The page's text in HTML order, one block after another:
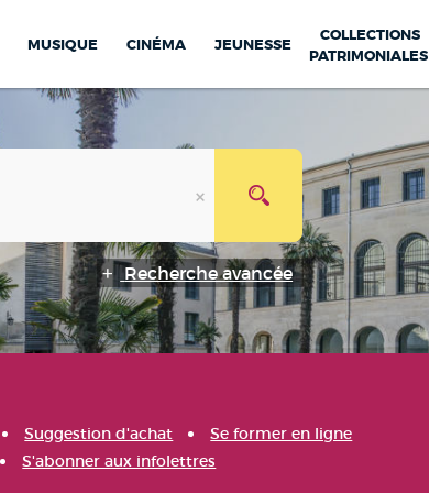
MUSIQUE CINÉMA JEUNESSE
COLLECTIONS
PATRIMONIALES
Recherche avancée
Suggestion d'achat
Se former en ligne
S'abonner aux infolettres